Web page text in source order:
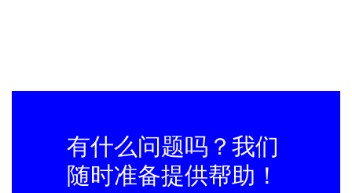
有什么问题吗？我们
随时准备提供帮助！